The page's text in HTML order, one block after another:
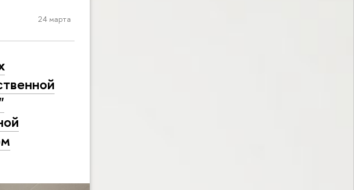
24 марта